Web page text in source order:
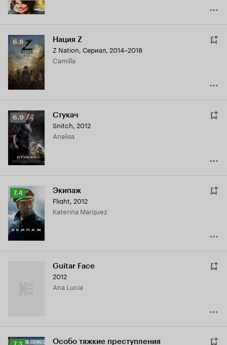
Рейтинг
Кинопоиска
6.8
6.8 Нация Z
Z Nation, Сериал, 2014–2018
Camilla
Рейтинг
Кинопоиска
6.9
6.9 Стукач
Snitch, 2012
Analisa
Рейтинг
Кинопоиска
7.4
7.4 Экипаж
Flight, 2012
Katerina Marquez
Guitar Face
2012
Ana Lucia
Рейтинг Особо тяжкие преступления